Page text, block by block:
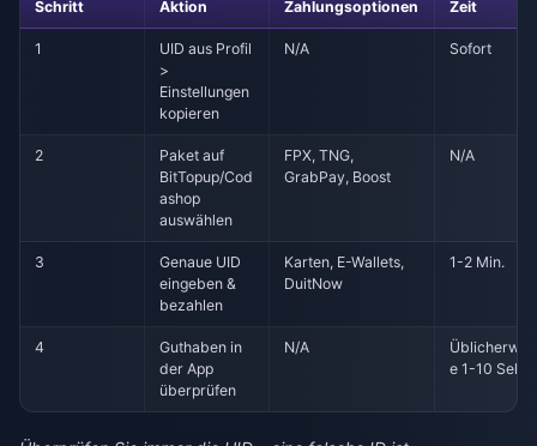
Schritt Aktion Zahlungsoptionen Zeit
1
UID aus Profil
>
Einstellungen
kopieren
N/A Sofort
2
Paket auf
BitTopup/Cod
ashop
auswählen
FPX, TNG,
GrabPay, Boost
N/A
3
Genaue UID
eingeben &
bezahlen
Karten, E-Wallets,
DuitNow
1-2 Min.
4
Guthaben in
der App
überprüfen
N/A
e 1-10 Sek.